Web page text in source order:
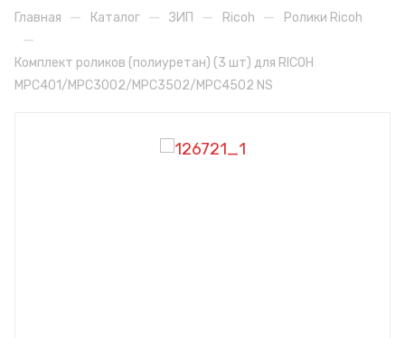
Главная — Каталог — ЗИП — Ricoh — Ролики Ricoh
—
Комплект роликов (полиуретан) (3 шт) для RICOH
MPC401/MPC3002/MPC3502/MPC4502 NS